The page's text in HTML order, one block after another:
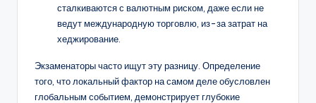
сталкиваются с валютным риском, даже если не
ведут международную торговлю, из-за затрат на
хеджирование.
Экзаменаторы часто ищут эту разницу. Определение
того, что локальный фактор на самом деле обусловлен
глобальным событием, демонстрирует глубокие